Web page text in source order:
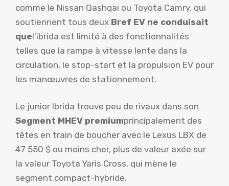
comme le Nissan Qashqai ou Toyota Camry, qui
soutiennent tous deux Bref EV ne conduisait
quel'ibrida est limité à des fonctionnalités
telles que la rampe à vitesse lente dans la
circulation, le stop-start et la propulsion EV pour
les manœuvres de stationnement.
Le junior Ibrida trouve peu de rivaux dans son
Segment MHEV premiumprincipalement des
têtes en train de boucher avec le Lexus LBX de
47 550 $ ou moins cher, plus de valeur axée sur
la valeur Toyota Yaris Cross, qui mène le
segment compact-hybride.